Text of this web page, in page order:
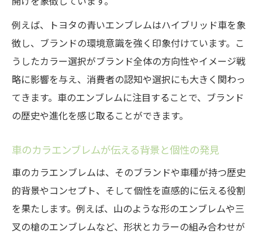
たな体験
エンブレムの色選びが愛車をおしゃれに変える
理由
エンブレムカラーが車全体の印象を左右す
る理由
カラーで差をつける車エンブレムおしゃれ
カラエンブレムの色選びがセンスを際立た
せる秘訣
好みのカラーで愛車の個性を最大限引き出
す方法
おしゃれなエンブレムカラーで注目度UPを
例えば、トヨタの青いエンブレムはハイブリッド車を象
徴し、ブランドの環境意識を強く印象付けています。こ
うしたカラー選択がブランド全体の方向性やイメージ戦
略に影響を与え、消費者の認知や選択にも大きく関わっ
てきます。車のエンブレムに注目することで、ブランド
の歴史や進化を感じ取ることができます。
車のカラエンブレムが伝える背景と個性の発見
車のカラエンブレムは、そのブランドや車種が持つ歴史
的背景やコンセプト、そして個性を直感的に伝える役割
を果たします。例えば、山のような形のエンブレムや三
叉の槍のエンブレムなど、形状とカラーの組み合わせが